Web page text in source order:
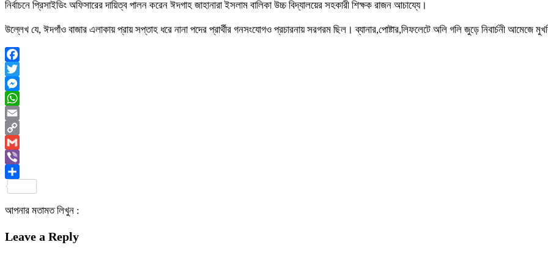
নির্বাচনে প্রিসাইডিং অফিসারের দায়িত্ব পালন করেন ঈদগাহ জাহানারা ইসলাম বালিকা উচ্চ বিদ্যালয়ের সহকারী শিক্ষক রাজন আচায্যে।
উল্লেখ যে, ঈদগাঁও বাজার এলাকায় প্রায় সপ্তাহ ধরে নানা পদের প্রার্থীর গনসংযোগও প্রচারনায় সরগরম ছিল। ব্যানার,পোষ্টার,লিফলেটে অলি গলি জুড়ে নিবার্চনী আমেজে
Facebook
Twitter
Messenger
WhatsApp
Email
Copy
Link
Gmail
Viber
আপনার মতামত লিখুন :
Leave a Reply